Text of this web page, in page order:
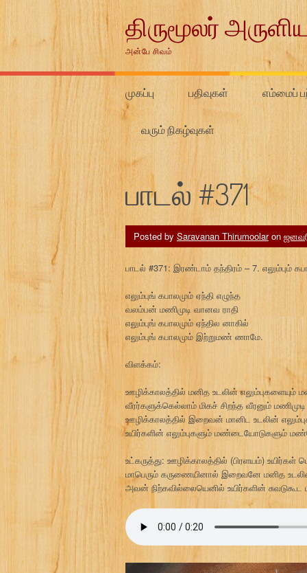
திருமூலர்
அன்பே சிவம்
முகப்பு பதிவுகள் எம்மைப்
வரும் நிகழ்வுகள்
பாடல் #371
Posted by Saravanan Thirumoolaron
பாடல் #371: இரண்டாம் தந்திரம் – 7. எலும்பும்
எலும்புங் கபாலமும் ஏந்தி எழுந்த
வலம்பன் மணிமுடி வானவ ராதி
எலும்புங் கபாலமும் ஏந்தில னாகில்
எலும்புங் கபாலமும் இற்றுமண் ணாமே.
விளக்கம்:
ஊழிக்காலத்தில் மனித உடலின்
வீரர்களுக்கெல்லாம் மிகச் சிறந்த வீரனும்
ஊழிக்காலத்தில் இறைவன் மானிட உடலின்
உயிர்களின் எலும்புகளும் மண்டையோடுகளும்
உட்கருத்து: ஊழிக்காலத்தில் (பிரளயம்)
மாபெரும் கருணையினால் இறைவனே மனித
அவன் நிற்கவில்லையெனில் உயிர்களின்